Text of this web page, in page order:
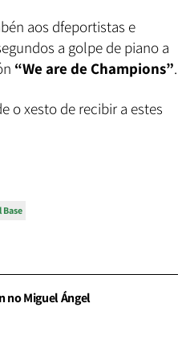
aos dfeportistas e
a golpe de piano a
“We are de Champions”.
o xesto de recibir a estes
no Miguel Ángel